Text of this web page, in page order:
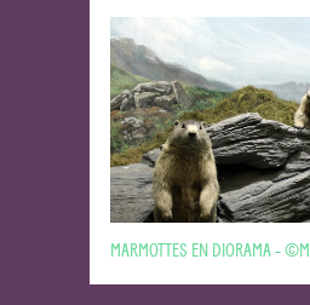
MARMOTTES EN DIORAMA -